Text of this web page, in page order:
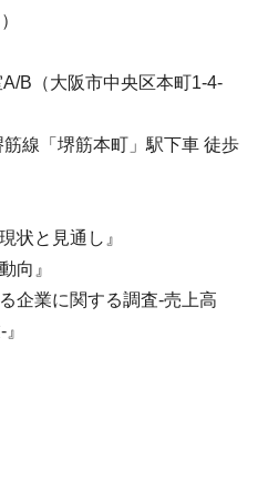
B（大阪市中央区本町1-4-
筋線「堺筋本町」駅下車 徒歩
状と見通し』
向』
企業に関する調査-売上高